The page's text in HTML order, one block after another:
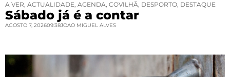
A VER, ACTUALIDADE, AGENDA, COVILHÃ, DESPORTO, DESTAQUE
Sábado já é a contar
AGOSTO 7, 202609:38JOAO MIGUEL ALVES